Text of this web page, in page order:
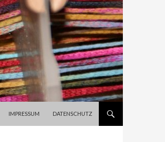
IMPRESSUM DATENSCHUTZ